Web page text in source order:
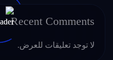
Recent Comments
لا توجد تعليقات للعرض.